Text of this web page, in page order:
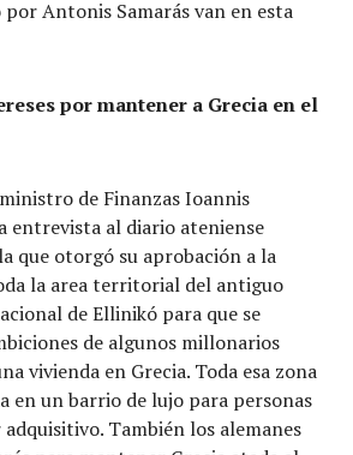
Antonis Samarás van en esta
por mantener a Grecia en el
de Finanzas Ioannis
entrevista al diario ateniense
que otorgó su aprobación a la
la area territorial del antiguo
de Ellinikó para que se
de algunos millonarios
vivienda en Grecia. Toda esa zona
en un barrio de lujo para personas
También los alemanes